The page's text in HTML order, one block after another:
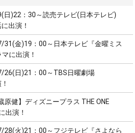
日)22：30～読売テレビ(日本テレビ)
出演！
31(金)19：00～日本テレビ『金曜ミス
に出演！
26(日)21：00～TBS日曜劇場
原健】ディズニープラス THE ONE
出演！
28(火)21：00～フジテレビ『さよなら